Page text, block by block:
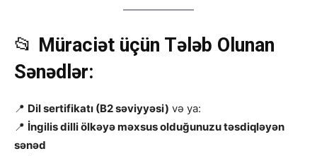
📂 Müraciət üçün Tələb Olunan
Sənədlər:
📍 Dil sertifikatı (B2 səviyyəsi) və ya:
📍 İngilis dilli ölkəyə məxsus olduğunuzu təsdiqləyən
sənəd